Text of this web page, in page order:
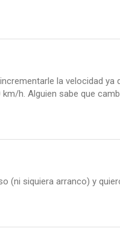
la velocidad ya
h. Alguien sabe que
(ni siquiera arranco) y